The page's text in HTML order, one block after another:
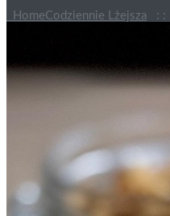
HomeCodziennie Lżejsza : :
Bez Pieczenia Z